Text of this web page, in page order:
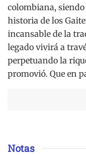
colombiana,
historia de los
incansable de la
legado vivirá a
perpetuando la
promovió. Que en
Notas